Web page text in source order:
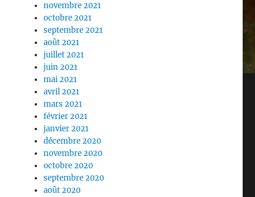
novembre 2021
octobre 2021
septembre 2021
août 2021
juillet 2021
juin 2021
mai 2021
avril 2021
mars 2021
février 2021
janvier 2021
décembre 2020
novembre 2020
octobre 2020
septembre 2020
août 2020